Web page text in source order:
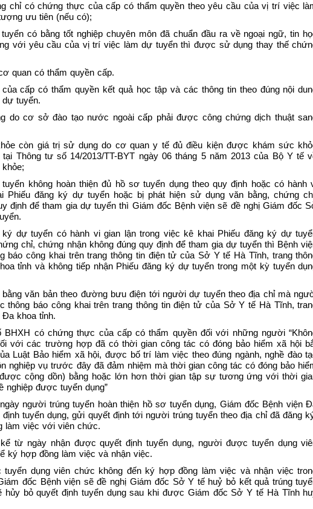
chỉ có chứng thực của cấp có thẩm quyền theo yêu cầu của vị trí việc
ưu tiên (nếu có);
có bằng tốt nghiệp chuyên môn đã chuẩn đầu ra về ngoại ngữ, tin
với yêu cầu của vị trí việc làm dự tuyển thì được sử dụng thay thế
quan có thẩm quyền cấp.
cấp có thẩm quyền kết quả học tập và các thông tin theo đúng nội
dự tuyển.
do cơ sở đào tạo nước ngoài cấp phải được công chứng dịch thuật
còn giá trị sử dụng do cơ quan y tế đủ điều kiện được khám sức
Thông tư số 14/2013/TT-BYT ngày 06 tháng 5 năm 2013 của Bộ Y tế
không hoàn thiện đủ hồ sơ tuyển dụng theo quy định hoặc có hành
Phiếu đăng ký dự tuyển hoặc bị phát hiện sử dụng văn bằng, chứng
định để tham gia dự tuyển thì Giám đốc Bệnh viện sẽ đề nghị Giám đốc
dự tuyển có hành vi gian lận trong việc kê khai Phiếu đăng ký dự
chỉ, chứng nhận không đúng quy định để tham gia dự tuyển thì Bệnh
báo công khai trên trang thông tin điện tử của Sở Y tế Hà Tĩnh, trang
tỉnh và không tiếp nhận Phiếu đăng ký dự tuyển trong một kỳ tuyển
văn bản theo đường bưu điện tới người dự tuyển theo địa chỉ mà
thông báo công khai trên trang thông tin điện tử của Sở Y tế Hà Tĩnh,
khoa tỉnh.
có chứng thực của cấp có thẩm quyền đối với những người
với các trường hợp đã có thời gian công tác có đóng bảo hiểm xã hội
Luật Bảo hiểm xã hội, được bố trí làm việc theo đúng ngành, nghề đào
nghiệp vụ trước đây đã đảm nhiệm mà thời gian công tác có đóng bảo
cộng dồn) bằng hoặc lớn hơn thời gian tập sự tương ứng với thời
nghiệp được tuyển dụng”
người trúng tuyển hoàn thiện hồ sơ tuyển dụng, Giám đốc Bệnh viện
tuyển dụng, gửi quyết định tới người trúng tuyển theo địa chỉ đã đăng
làm việc với viên chức.
từ ngày nhận được quyết định tuyển dụng, người được tuyển dụng
ký hợp đồng làm việc và nhận việc.
dụng viên chức không đến ký hợp đồng làm việc và nhận việc
đốc Bệnh viện sẽ đề nghị Giám đốc Sở Y tế huỷ bỏ kết quả trúng
hủy bỏ quyết định tuyển dụng sau khi được Giám đốc Sở Y tế Hà Tĩnh